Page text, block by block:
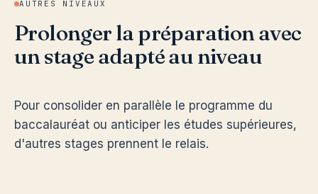
AUTRES NIVEAUX
Prolonger la préparation avec
un stage adapté au niveau
Pour consolider en parallèle le programme du
baccalauréat ou anticiper les études supérieures,
d'autres stages prennent le relais.